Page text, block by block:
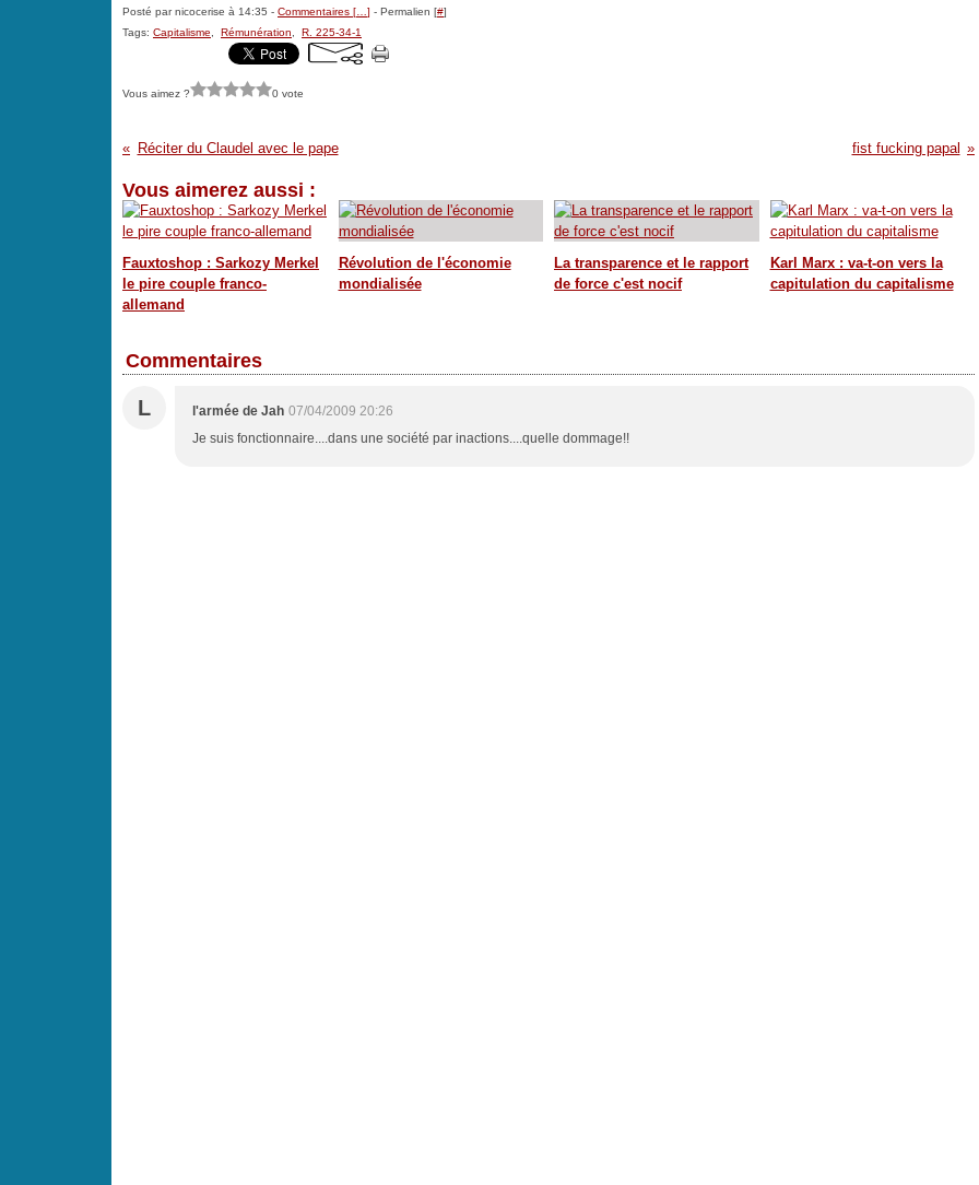
Posté par nicocerise à 14:35 - Commentaires [ ] - Permalien [#]
Tags: Capitalisme Rémunération R. 225-34-1
Vous aimez ? 0 vote
Réciter du Claudel avec le pape fist fucking papal
Vous aimerez aussi :
Fauxtoshop : Sarkozy Merkel
le pire couple franco-
allemand
Révolution de l'économie
mondialisée
La transparence et le rapport
de force c'est nocif
Karl Marx : va-t-on vers la
capitulation du capitalisme
Commentaires
L l'armée de Jah 07/04/2009 20:26
Je suis fonctionnaire....dans une société par inactions....quelle dommage!!